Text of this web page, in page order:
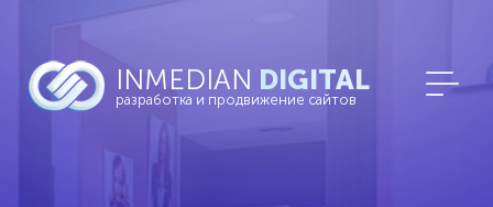
INMEDIAN DIGITAL
разработка и продвижение сайтов